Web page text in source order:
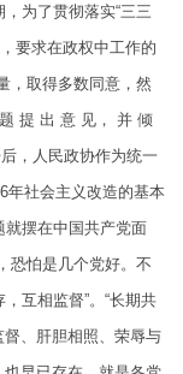
为了贯彻落实“三三
要求在政权中工作的
，取得多数同意，然
提 出 意 见， 并 倾
，人民政协作为统一
年社会主义改造的基本
就摆在中国共产党面
恐怕是几个党好。不
互相监督”。“长期共
督、肝胆相照、荣辱与